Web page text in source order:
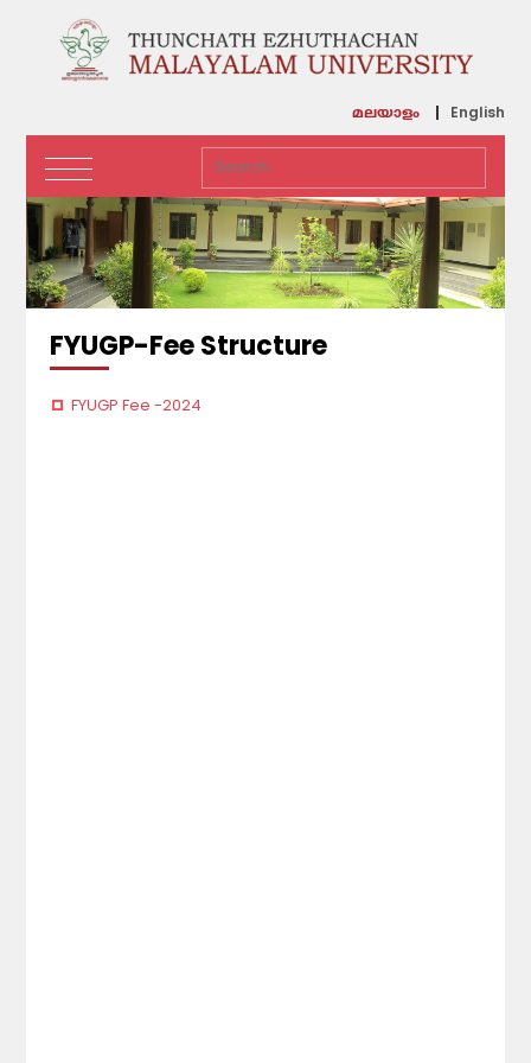
മലയാളം English
FYUGP-Fee Structure
FYUGP Fee -2024